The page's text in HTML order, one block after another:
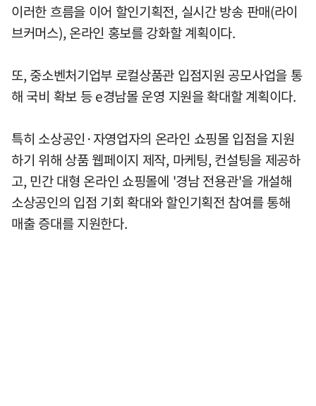
이러한 흐름을 이어 할인기획전, 실시간 방송 판매(라이
브커머스), 온라인 홍보를 강화할 계획이다.
또, 중소벤처기업부 로컬상품관 입점지원 공모사업을 통
해 국비 확보 등 e경남몰 운영 지원을 확대할 계획이다.
특히 소상공인·자영업자의 온라인 쇼핑몰 입점을 지원
하기 위해 상품 웹페이지 제작, 마케팅, 컨설팅을 제공하
고, 민간 대형 온라인 쇼핑몰에 '경남 전용관'을 개설해
소상공인의 입점 기회 확대와 할인기획전 참여를 통해
매출 증대를 지원한다.